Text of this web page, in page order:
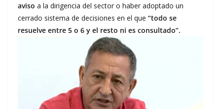
aviso a la dirigencia del sector o haber adoptado un
cerrado sistema de decisiones en el que “todo se
resuelve entre 5 o 6 y el resto ni es consultado”.